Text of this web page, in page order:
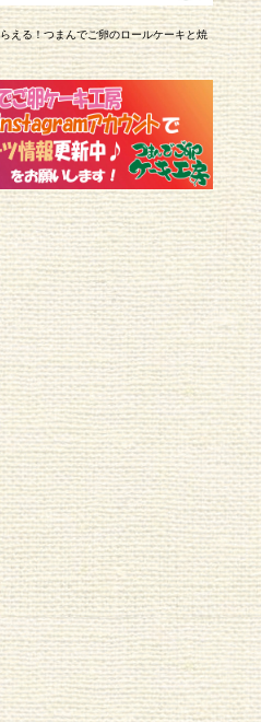
える！つまんでご卵のロールケーキと焼